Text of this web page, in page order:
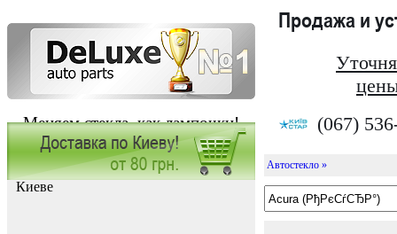
Меняем стекла, как лампочки!
Продажа и
(067)
Заказать установку автостекла в
Киеве
Автостекло »